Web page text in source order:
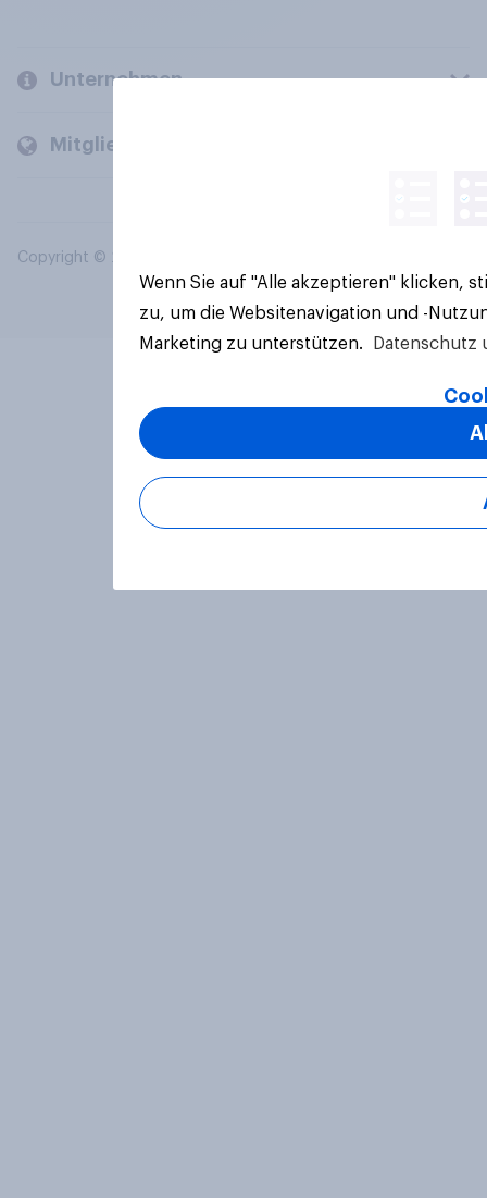
Unternehmen
Mitglieder und Kunden
Copyright © 2026 YouGov PLC. Alle Rechte vorbehalten.
Wenn Sie auf "Alle akzeptieren" klicken,
zu, um die Websitenavigation und -
Marketing zu unterstützen.
Datenschutz